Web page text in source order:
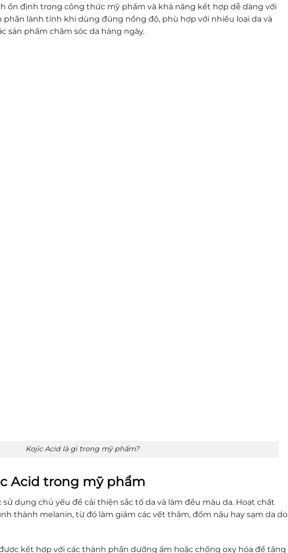
ổn định trong công thức mỹ phẩm và khả năng kết hợp dễ dàng với
phần lành tính khi dùng đúng nồng độ, phù hợp với nhiều loại da và
sản phẩm chăm sóc da hàng ngày.
Kojic Acid là gì trong mỹ phẩm?
Acid trong mỹ phẩm
dụng chủ yếu để cải thiện sắc tố da và làm đều màu da. Hoạt chất
thành melanin, từ đó làm giảm các vết thâm, đốm nâu hay sạm da do
kết hợp với các thành phần dưỡng ẩm hoặc chống oxy hóa để tăng